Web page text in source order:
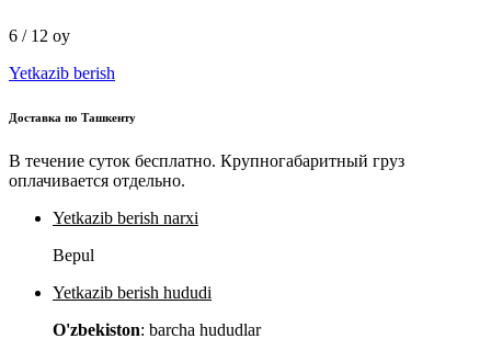
6 / 12 oy
Yetkazib berish
Доставка по Ташкенту
В течение суток бесплатно. Крупногабаритный груз
оплачивается отдельно.
Yetkazib berish narxi
Bepul
Yetkazib berish hududi
O'zbekiston: barcha hududlar